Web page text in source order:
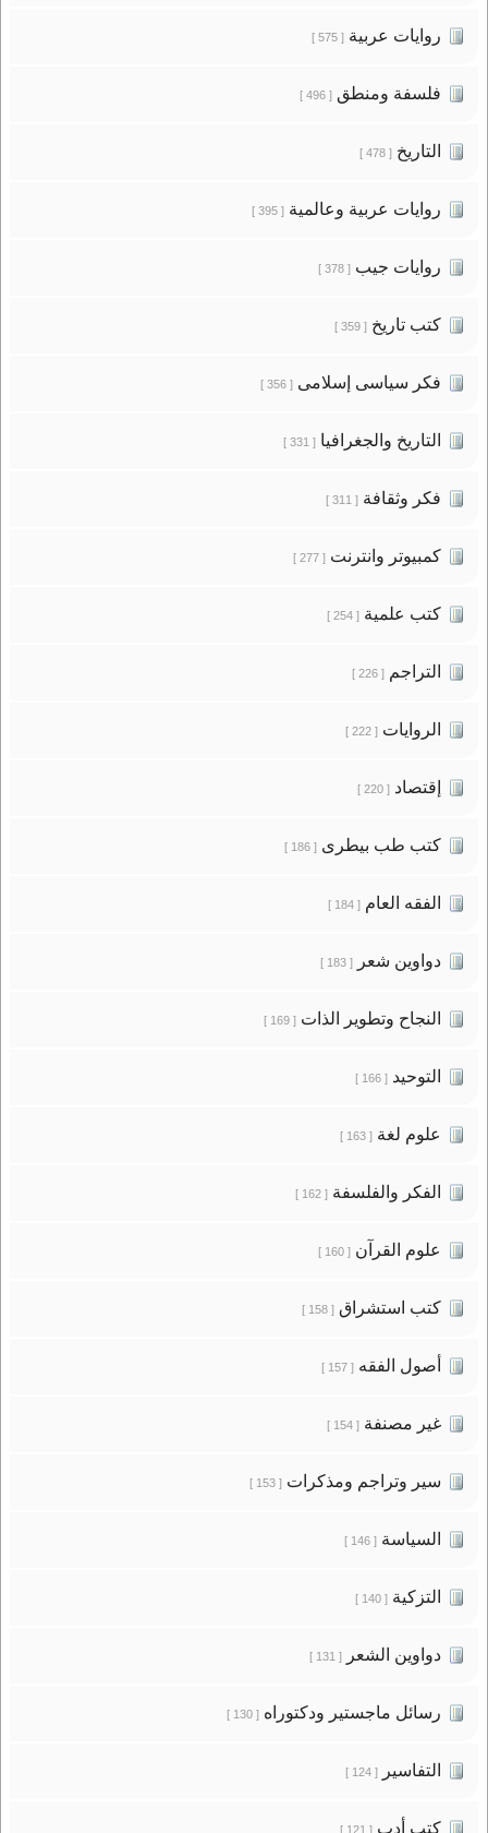
روايات عربية[ 575 ]
فلسفة ومنطق[ 496 ]
التاريخ[ 478 ]
روايات عربية وعالمية[ 395 ]
روايات جيب[ 378 ]
كتب تاريخ[ 359 ]
فكر سياسى إسلامى[ 356 ]
التاريخ والجغرافيا[ 331 ]
فكر وثقافة[ 311 ]
كمبيوتر وانترنت[ 277 ]
كتب علمية[ 254 ]
التراجم[ 226 ]
الروايات[ 222 ]
إقتصاد[ 220 ]
كتب طب بيطرى[ 186 ]
الفقه العام[ 184 ]
دواوين شعر[ 183 ]
النجاح وتطوير الذات[ 169 ]
التوحيد[ 166 ]
علوم لغة[ 163 ]
الفكر والفلسفة[ 162 ]
علوم القرآن[ 160 ]
كتب استشراق[ 158 ]
أصول الفقه[ 157 ]
غير مصنفة[ 154 ]
سير وتراجم ومذكرات[ 153 ]
السياسة[ 146 ]
التزكية[ 140 ]
دواوين الشعر[ 131 ]
رسائل ماجستير ودكتوراه[ 130 ]
التفاسير[ 124 ]
كتب أدب[ 121 ]